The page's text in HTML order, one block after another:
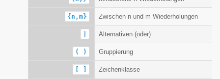
{n,m} Zwischen n und m Wiederholungen
Alternativen (oder)
( ) Gruppierung
Zeichenklasse